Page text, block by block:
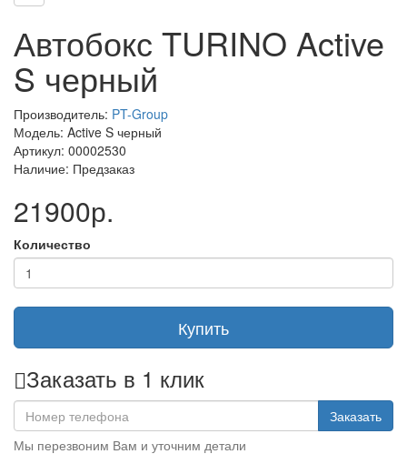
Автобокс TURINO Active
S черный
Производитель: PT-Group
Модель: Active S черный
Артикул: 00002530
Наличие: Предзаказ
21900р.
Количество
Купить
Заказать в 1 клик
Заказать
Мы перезвоним Вам и уточним детали